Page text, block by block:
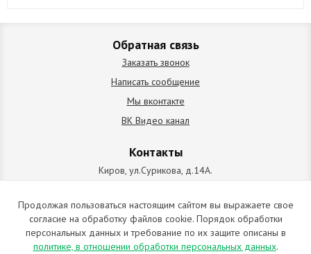
Обратная связь
Заказать звонок
Написать сообщение
Мы вконтакте
ВК Видео канал
Контакты
Киров, ул.Сурикова, д.14А.
схема проезда
+7 (912) 827-92-55
ИП Позолотин Евгений Валерьевич
ИНН 434537218055 / ОГРН ИП 309434505600123 от 25.02.2009
Продолжая пользоваться настоящим сайтом вы выражаете свое
согласие на обработку файлов cookie. Порядок обработки
персональных данных и требование по их защите описаны в
политике, в отношении обработки персональных данных.